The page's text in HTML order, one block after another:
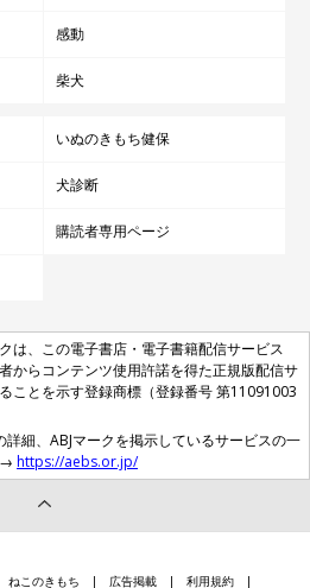
感動
柴犬
いぬのきもち健保
犬診断
購読者専用ページ
は、この電子書店・電子書籍配信サービス
からコンテンツ使用許諾を得た正規版配信サ
ことを示す登録商標（登録番号 第11091003
詳細、ABJマークを掲示しているサービスの一
→ https://aebs.or.jp/
ねこのきもち 広告掲載 利用規約